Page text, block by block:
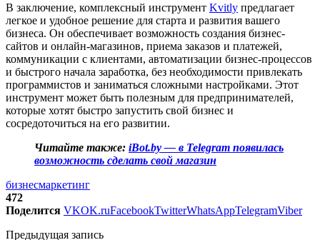
В заключение, комплексный инструмент Kvitly предлагает
легкое и удобное решение для старта и развития вашего
бизнеса. Он обеспечивает возможность создания бизнес-
сайтов и онлайн-магазинов, приема заказов и платежей,
коммуникации с клиентами, автоматизации бизнес-процессов
и быстрого начала заработка, без необходимости привлекать
программистов и заниматься сложными настройками. Этот
инструмент может быть полезным для предпринимателей,
которые хотят быстро запустить свой бизнес и
сосредоточиться на его развитии.
Читайте также: iBot.by — в Telegram появилась
возможность сделать свой магазин
бизнесмаркетинг
472
Поделится VKOK.ruFacebookTwitterWhatsAppTelegramViber
Предыдущая запись